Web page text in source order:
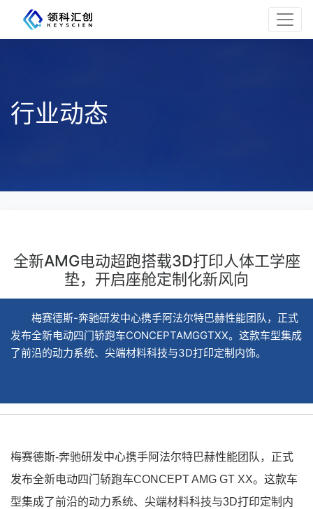
行业动态
全新AMG电动超跑搭载3D打印人体工学座
垫，开启座舱定制化新风向
梅赛德斯-奔驰研发中心携手阿法尔特巴赫性能团队，正式
发布全新电动四门轿跑车CONCEPTAMGGTXX。这款车型集成
了前沿的动力系统、尖端材料科技与3D打印定制内饰。
梅赛德斯-奔驰研发中心携手阿法尔特巴赫性能团队，正式
发布全新电动四门轿跑车CONCEPT AMG GT XX。这款车
型集成了前沿的动力系统、尖端材料科技与3D打印定制内